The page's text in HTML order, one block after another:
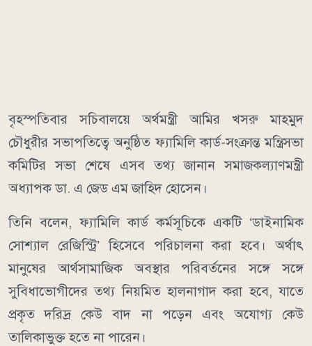
বৃহস্পতিবার সচিবালয়ে অর্থমন্ত্রী আমির খসরু মাহমুদ
চৌধুরীর সভাপতিত্বে অনুষ্ঠিত ফ্যামিলি কার্ড-সংক্রান্ত মন্ত্রিসভা
কমিটির সভা শেষে এসব তথ্য জানান সমাজকল্যাণমন্ত্রী
অধ্যাপক ডা. এ জেড এম জাহিদ হোসেন।
তিনি বলেন, ফ্যামিলি কার্ড কর্মসূচিকে একটি ‘ডাইনামিক
সোশ্যাল রেজিস্ট্রি’ হিসেবে পরিচালনা করা হবে। অর্থাৎ
মানুষের আর্থসামাজিক অবস্থার পরিবর্তনের সঙ্গে সঙ্গে
সুবিধাভোগীদের তথ্য নিয়মিত হালনাগাদ করা হবে, যাতে
প্রকৃত দরিদ্র কেউ বাদ না পড়েন এবং অযোগ্য কেউ
তালিকাভুক্ত হতে না পারেন।